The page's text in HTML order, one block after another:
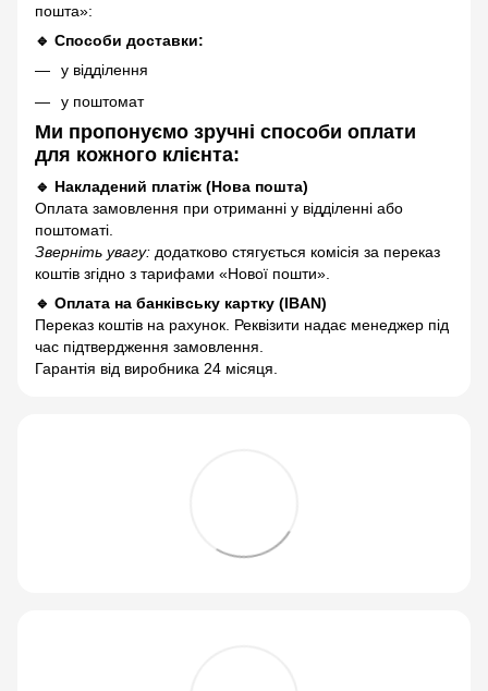
пошта»:
🔹 Способи доставки:
у відділення
у поштомат
Ми пропонуємо зручні способи оплати
для кожного клієнта:
🔹 Накладений платіж (Нова пошта)
Оплата замовлення при отриманні у відділенні або
поштоматі.
Зверніть увагу: додатково стягується комісія за переказ
коштів згідно з тарифами «Нової пошти».
🔹 Оплата на банківську картку (IBAN)
Переказ коштів на рахунок. Реквізити надає менеджер під
час підтвердження замовлення.
Гарантія від виробника 24 місяця.